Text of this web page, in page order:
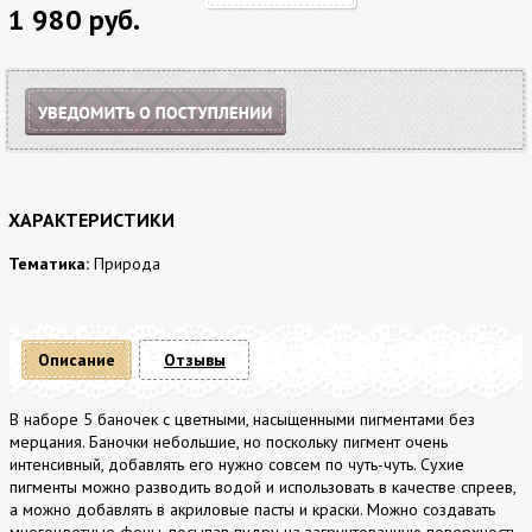
1 980 руб.
ХАРАКТЕРИСТИКИ
Тематика: Природа
Описание
В наборе 5 баночек с цветными, насыщенными пигментами без
мерцания. Баночки небольшие, но поскольку пигмент очень
интенсивный, добавлять его нужно совсем по чуть-чуть. Сухие
пигменты можно разводить водой и использовать в качестве спреев,
а можно добавлять в акриловые пасты и краски. Можно создавать
Отзывы